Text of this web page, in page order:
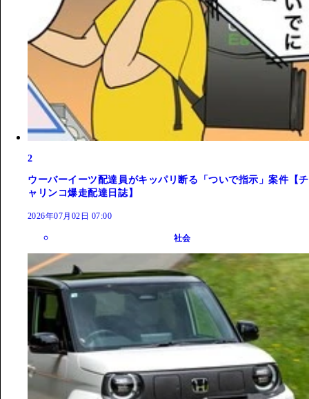
2
ウーバーイーツ配達員がキッパリ断る「ついで指示」案件【チ
ャリンコ爆走配達日誌】
2026年07月02日 07:00
社会